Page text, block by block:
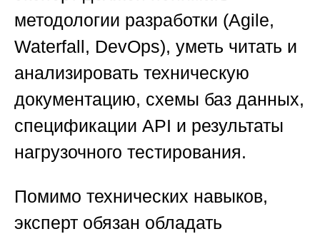
методологии разработки (Agile,
Waterfall, DevOps), уметь читать и
анализировать техническую
документацию, схемы баз данных,
спецификации API и результаты
нагрузочного тестирования.
Помимо технических навыков,
эксперт обязан обладать